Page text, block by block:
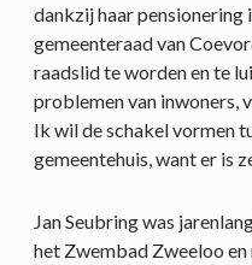
dankzij haar pensionering
gemeenteraad van
raadslid te worden en te
problemen van inwoners,
Ik wil de schakel vormen
gemeentehuis, want er is
Jan Seubring was
het Zwembad Zweeloo